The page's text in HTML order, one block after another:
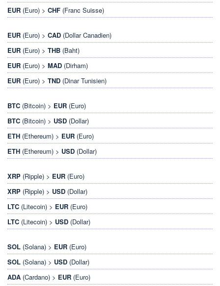
EUR (Euro) > CHF (Franc Suisse)
EUR (Euro) > CAD (Dollar Canadien)
EUR (Euro) > THB (Baht)
EUR (Euro) > MAD (Dirham)
EUR (Euro) > TND (Dinar Tunisien)
BTC (Bitcoin) > EUR (Euro)
BTC (Bitcoin) > USD (Dollar)
ETH (Ethereum) > EUR (Euro)
ETH (Ethereum) > USD (Dollar)
XRP (Ripple) > EUR (Euro)
XRP (Ripple) > USD (Dollar)
LTC (Litecoin) > EUR (Euro)
LTC (Litecoin) > USD (Dollar)
SOL (Solana) > EUR (Euro)
SOL (Solana) > USD (Dollar)
ADA (Cardano) > EUR (Euro)